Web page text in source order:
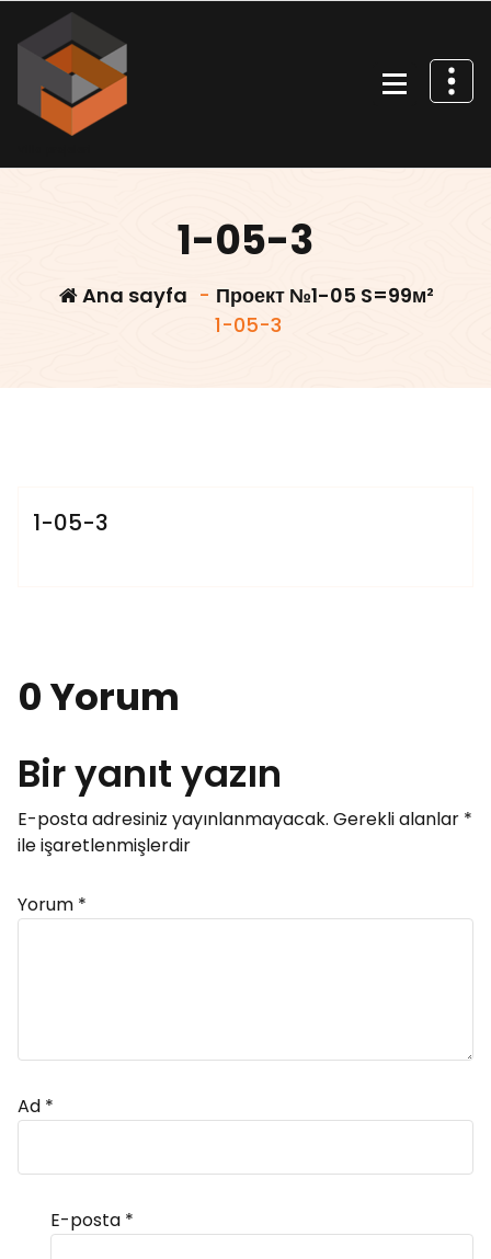
geç
1-05-3
Ana sayfa - Проект №1-05 S=99м²
1-05-3
1-05-3
0 Yorum
Bir yanıt yazın
E-posta adresiniz yayınlanmayacak. Gerekli alanlar *
ile işaretlenmişlerdir
Yorum *
Ad *
E-posta *
Alternative: